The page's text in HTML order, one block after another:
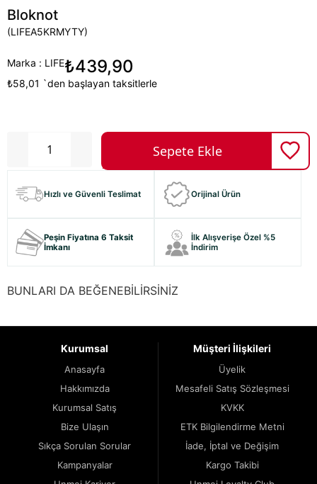
Bloknot
(LIFEA5KRMYTY)
Marka : LIFE₺439,90
₺58,01 `den başlayan taksitlerle
Hızlı ve Güvenli Teslimat Orijinal Ürün
Peşin Fiyatına 6 Taksit
İmkanı
İlk Alışverişe Özel %5
İndirim
BUNLARI DA BEĞENEBİLİRSİNİZ
Kurumsal
Anasayfa
Hakkımızda
Kurumsal Satış
Bize Ulaşın
Sıkça Sorulan Sorular
Kampanyalar
Müşteri İlişkileri
Üyelik
Mesafeli Satış Sözleşmesi
KVKK
ETK Bilgilendirme Metni
İade, İptal ve Değişim
Kargo Takibi